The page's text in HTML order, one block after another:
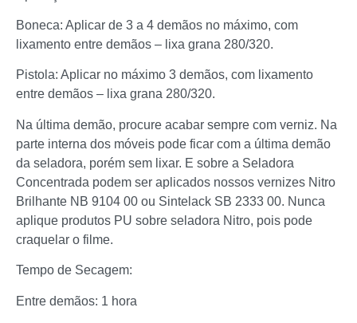
Boneca: Aplicar de 3 a 4 demãos no máximo, com
lixamento entre demãos – lixa grana 280/320.
Pistola: Aplicar no máximo 3 demãos, com lixamento
entre demãos – lixa grana 280/320.
Na última demão, procure acabar sempre com verniz. Na
parte interna dos móveis pode ficar com a última demão
da seladora, porém sem lixar. E sobre a Seladora
Concentrada podem ser aplicados nossos vernizes Nitro
Brilhante NB 9104 00 ou Sintelack SB 2333 00. Nunca
aplique produtos PU sobre seladora Nitro, pois pode
craquelar o filme.
Tempo de Secagem:
Entre demãos: 1 hora